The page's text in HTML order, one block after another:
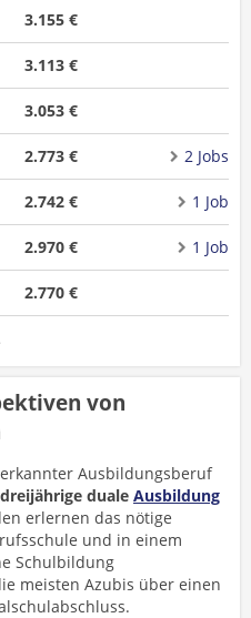
3.155 €
3.113 €
3.053 €
2.773 € 2 Jobs
2.742 € 1 Job
2.970 € 1 Job
2.770 €
von
Ausbildungsberuf
dreijährige duale Ausbildung
erlernen das nötige
und in einem
Schulbildung
meisten Azubis über einen